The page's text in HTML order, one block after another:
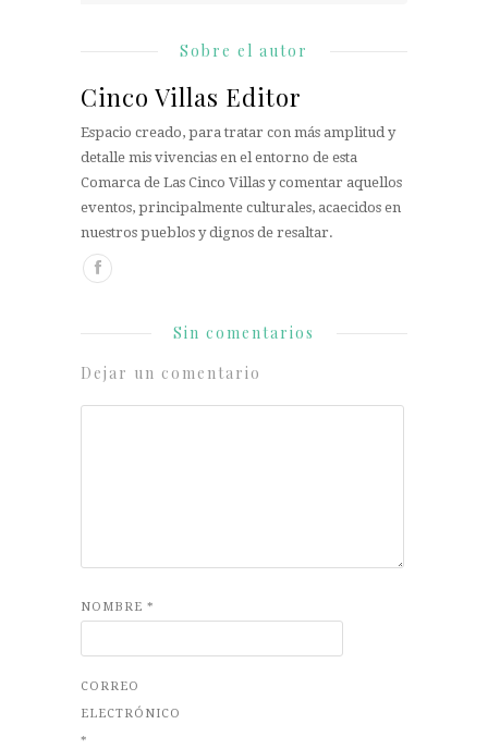
Sobre el autor
Cinco Villas Editor
Espacio creado, para tratar con más amplitud y
detalle mis vivencias en el entorno de esta
Comarca de Las Cinco Villas y comentar aquellos
eventos, principalmente culturales, acaecidos en
nuestros pueblos y dignos de resaltar.
Sin comentarios
Dejar un comentario
NOMBRE *
CORREO
ELECTRÓNICO
*